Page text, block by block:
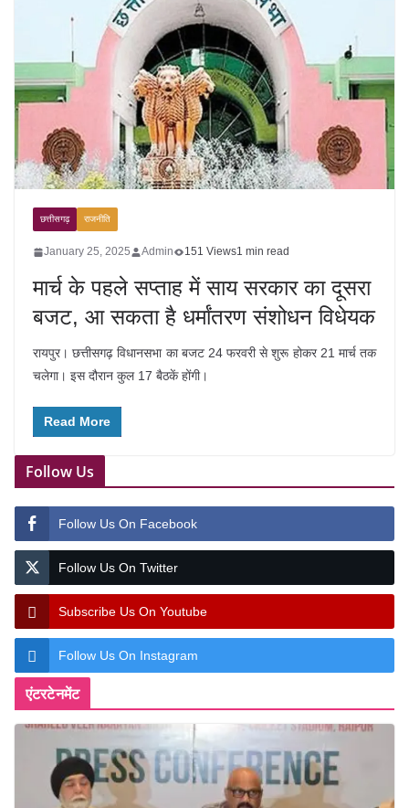
छत्तीसगढ़ राजनीति
January 25, 2025 Admin 151 Views1 min read
मार्च के पहले सप्ताह में साय सरकार का दूसरा
बजट, आ सकता है धर्मांतरण संशोधन विधेयक
रायपुर। छत्तीसगढ़ विधानसभा का बजट 24 फरवरी से शुरू होकर 21 मार्च तक
चलेगा। इस दौरान कुल 17 बैठकें होंगी।
Read More
Follow Us
Follow Us On Facebook
Follow Us On Twitter
Subscribe Us On Youtube
Follow Us On Instagram
एंटरटेनमेंट